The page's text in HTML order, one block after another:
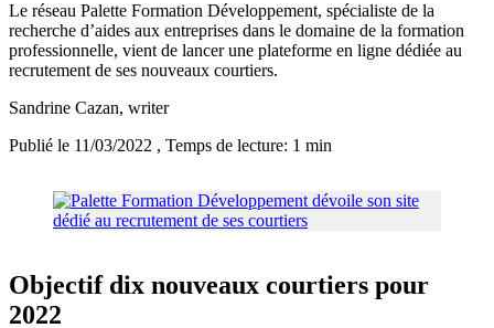
Le réseau Palette Formation Développement, spécialiste de la
recherche d’aides aux entreprises dans le domaine de la formation
professionnelle, vient de lancer une plateforme en ligne dédiée au
recrutement de ses nouveaux courtiers.
Sandrine Cazan, writer
Publié le 11/03/2022 , Temps de lecture: 1 min
Objectif dix nouveaux courtiers pour
2022